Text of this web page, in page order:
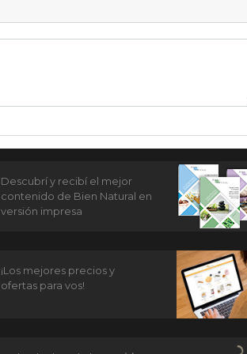
Descubrí y recibí el mejor
contenido de Bien Natural en
versión impresa
¡Los mejores precios y
ofertas para vos!